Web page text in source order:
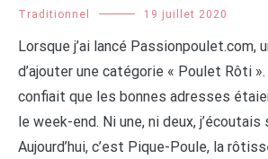
Traditionnel 19 juillet 2020
Lorsque j’ai lancé Passionpoulet.com,
d’ajouter une catégorie « Poulet Rôti
confiait que les bonnes adresses
le week-end. Ni une, ni deux, j’écoutais
Aujourd’hui, c’est Pique-Poule, la